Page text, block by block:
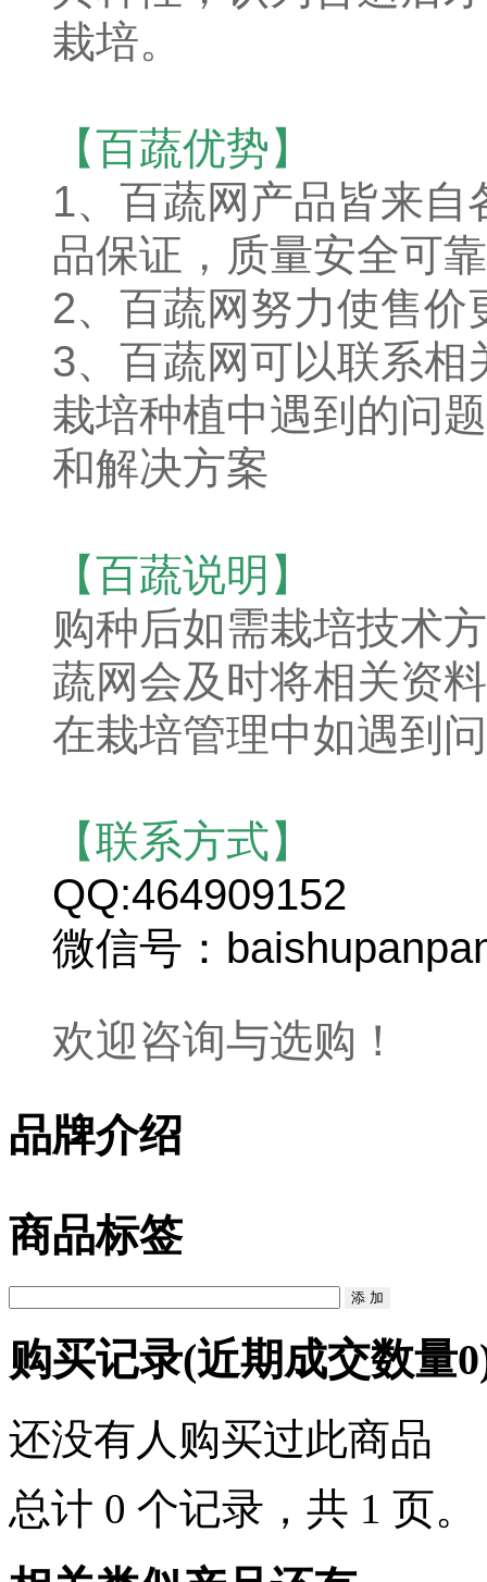
栽培。
【百蔬优势】
1、 百蔬网产品皆来自
品保证，质量安全可靠
2、百蔬网努力使售
3、百蔬网可以联系
栽培种植中遇到的问
和解决方案
【百蔬说明】
购种后如需栽培技术
蔬网会及时将相关资
在栽培管理中如遇到
【联系方式】
QQ:464909152
微信号：
欢迎咨询与选购！
品牌介绍
商品标签
购买记录(近期成交数量0
还没有人购买过此商品
总计 0 个记录，共 1 页。